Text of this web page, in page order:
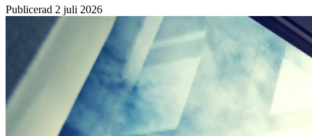
Publicerad 2 juli 2026